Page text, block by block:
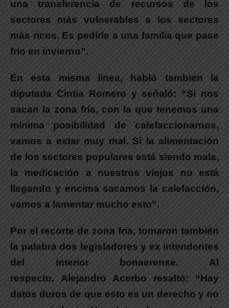
una transferencia de recursos de los
sectores más vulnerables a los sectores
más ricos. Es pedirle a una familia que pase
frío en invierno”.
En esta misma línea, habló también la
diputada Cintia Romero y señaló: “Si nos
sacan la zona fría, con la que tenemos una
mínima posibilidad de calefaccionarnos,
vamos a estar muy mal. Si la alimentación
de los sectores populares está siendo mala,
la medicación a nuestros viejos no está
llegando y encima sacamos la calefacción,
vamos a lamentar mucho esto”.
Por el recorte de zona fría, tomaron también
la palabra dos legisladores y ex intendentes
del interior bonaerense. Al
respecto, Alejandro Acerbo resaltó: “Hay
datos duros de que esto es un derecho y no